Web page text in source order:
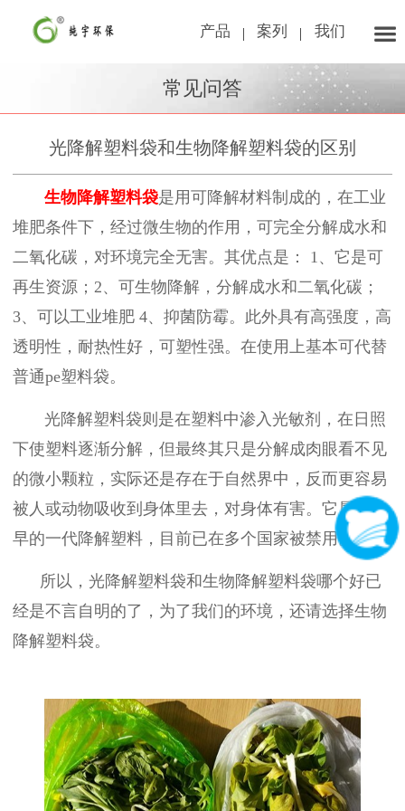
产品 案列 我们
常见问答
光降解塑料袋和生物降解塑料袋的区别
生物降解塑料袋是用可降解材料制成的，在工业
堆肥条件下，经过微生物的作用，可完全分解成水和
二氧化碳，对环境完全无害。其优点是：
1 、它是可
再生资源； 2、可生物降解，分解成水和二氧化碳；
3、可以工业堆肥 4、抑菌防霉。此外具有高强度，高
透明性，耐热性好，可塑性强。在使用上基本可代替
普通pe塑料袋。
光降解塑料袋则是在塑料中渗入光敏剂，在日照
下使塑料逐渐分解，但最终其只是分解成肉眼看不见
的微小颗粒，实际还是存在于自然界中，反而更容易
被人或动物吸收到身体里去，对身体有害。它属于较
早的一代降解塑料，目前已在多个国家被禁用。
所以，光降解塑料袋和生物降解塑料袋哪个好已
经是不言自明的了，为了我们的环境，还请选择生物
降解塑料袋。